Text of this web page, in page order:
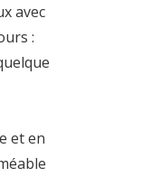
avec
:
et en